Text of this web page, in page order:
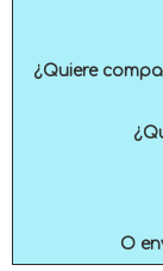
¿Quiere
O